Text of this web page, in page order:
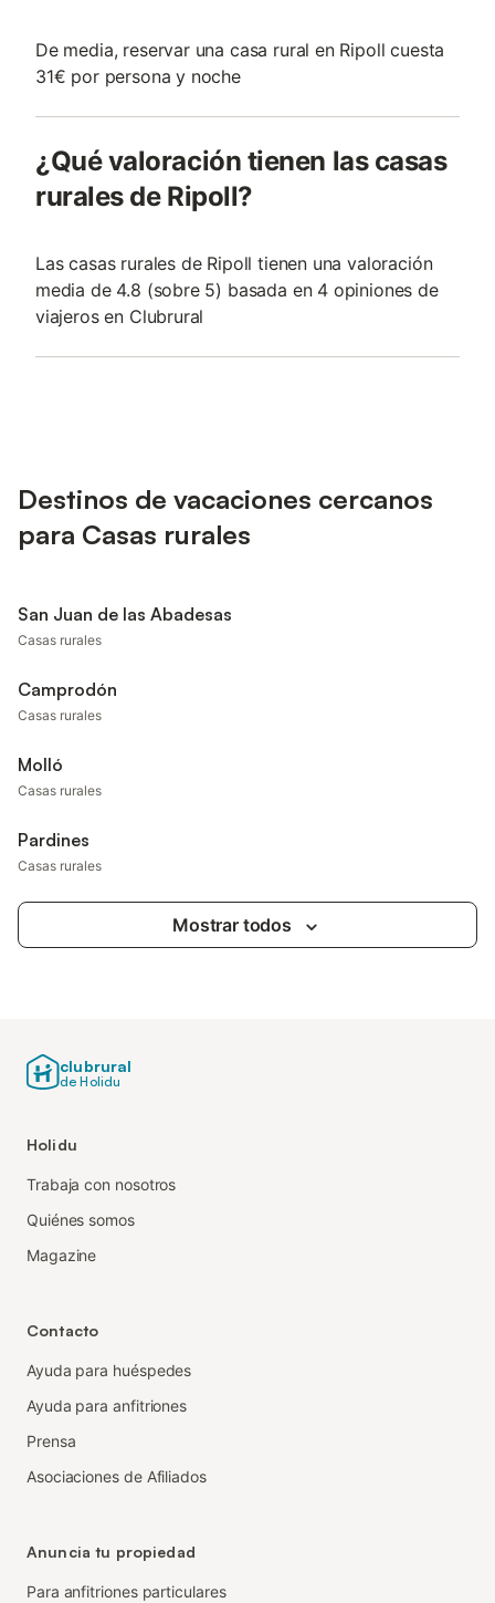
De media, reservar una casa rural en Ripoll cuesta
31€ por persona y noche
¿Qué valoración tienen las casas
rurales de Ripoll?
Las casas rurales de Ripoll tienen una valoración
media de 4.8 (sobre 5) basada en 4 opiniones de
viajeros en Clubrural
Destinos de vacaciones cercanos
para Casas rurales
San Juan de las Abadesas
Casas rurales
Camprodón
Casas rurales
Molló
Casas rurales
Pardines
Casas rurales
Mostrar todos
clubrural
de Holidu
Holidu
Trabaja con nosotros
Quiénes somos
Magazine
Contacto
Ayuda para huéspedes
Ayuda para anfitriones
Prensa
Asociaciones de Afiliados
Anuncia tu propiedad
Para anfitriones particulares